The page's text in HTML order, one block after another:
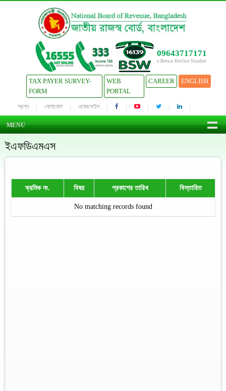
09643717171
e-Return Hotline Number
TAX PAYER SURVEY-
FORM
WEB
PORTAL
CAREER ENGLISH
প্রশ্ন যোগাযোগ ওয়েবমেইল
MENU
ইএফডিএমএস
ক্রমিক নং. বিষয় প্রকাশের তারিখ বিস্তারিত
No matching records found